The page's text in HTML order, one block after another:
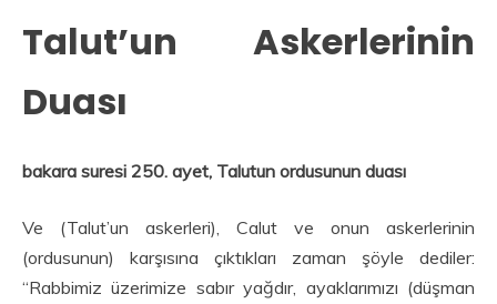
Talut’un Askerlerinin
Duası
bakara suresi 250. ayet, Talutun ordusunun duası
Ve (Talut’un askerleri), Calut ve onun askerlerinin
(ordusunun) karşısına çıktıkları zaman şöyle dediler:
“Rabbimiz üzerimize sabır yağdır, ayaklarımızı (düşman